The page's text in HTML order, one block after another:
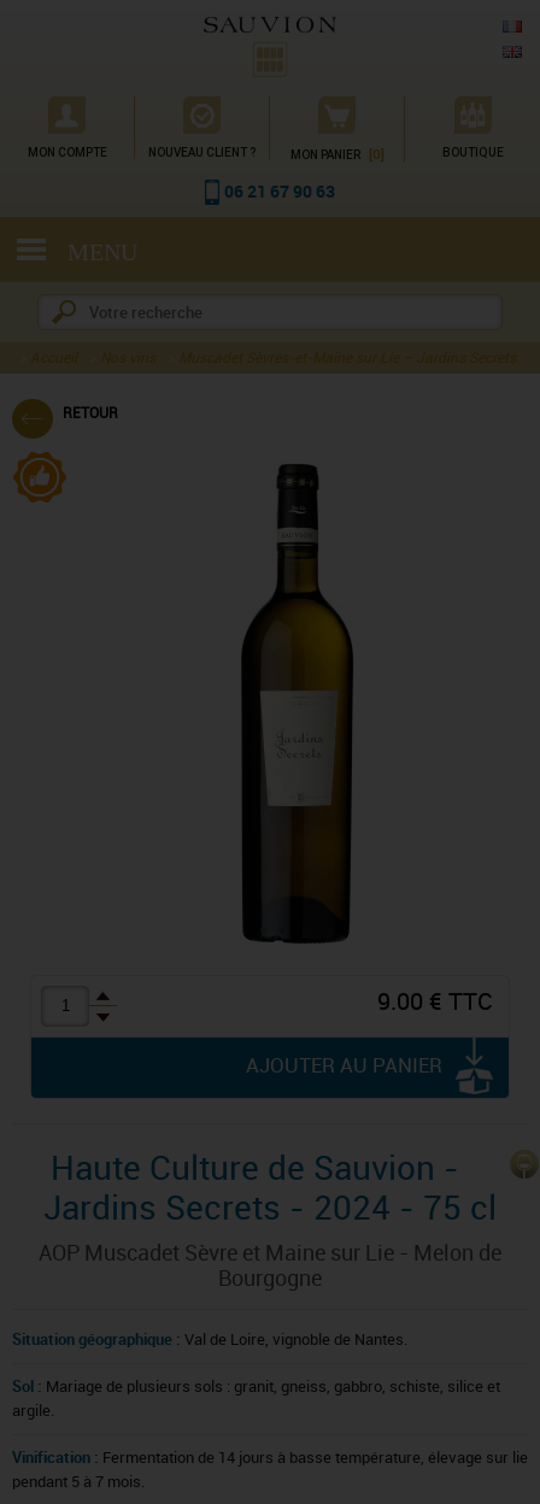
MON COMPTE NOUVEAU CLIENT ? MON PANIER [0] BOUTIQUE
06 21 67 90 63
MENU
RETOUR
9.00 € TTC
AJOUTER AU PANIER
Haute Culture de Sauvion -
Jardins Secrets - 2024 - 75 cl
AOP Muscadet Sèvre et Maine sur Lie - Melon de
Bourgogne
Situation géographique : Val de Loire, vignoble de Nantes.
Sol : Mariage de plusieurs sols : granit, gneiss, gabbro, schiste, silice et
argile.
Vinification : Fermentation de 14 jours à basse température, élevage sur lie
pendant 5 à 7 mois.